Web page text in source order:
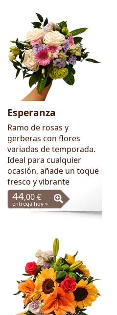
Esperanza
Ramo de rosas y
gerberas con flores
variadas de temporada.
Ideal para cualquier
ocasión, añade un toque
fresco y vibrante
44,00 €
entrega hoy »